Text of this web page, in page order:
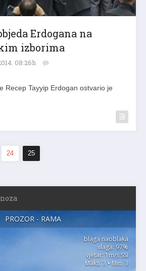
Erdogana na
izborima
08:26h
Recep Tayyip Erdogan ostvario je
24 25
PROZOR - RAMA
blaga naoblaka
vlaga: 97%
vjetar: 1m/s SSI
Maks. 3 • Min. 3